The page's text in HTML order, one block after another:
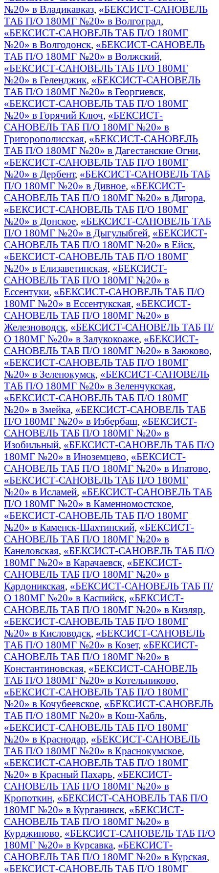
№20» в Владикавказ, «БЕКСИСТ-САНОВЕЛЬ
ТАБ П/О 180МГ №20» в Волгоград,
«БЕКСИСТ-САНОВЕЛЬ ТАБ П/О 180МГ
№20» в Волгодонск, «БЕКСИСТ-САНОВЕЛЬ
ТАБ П/О 180МГ №20» в Волжский,
«БЕКСИСТ-САНОВЕЛЬ ТАБ П/О 180МГ
№20» в Геленджик, «БЕКСИСТ-САНОВЕЛЬ
ТАБ П/О 180МГ №20» в Георгиевск,
«БЕКСИСТ-САНОВЕЛЬ ТАБ П/О 180МГ
№20» в Горячий Ключ, «БЕКСИСТ-
САНОВЕЛЬ ТАБ П/О 180МГ №20» в
Григорополисская, «БЕКСИСТ-САНОВЕЛЬ
ТАБ П/О 180МГ №20» в Дагестанские Огни,
«БЕКСИСТ-САНОВЕЛЬ ТАБ П/О 180МГ
№20» в Дербент, «БЕКСИСТ-САНОВЕЛЬ ТАБ
П/О 180МГ №20» в Дивное, «БЕКСИСТ-
САНОВЕЛЬ ТАБ П/О 180МГ №20» в Дигора,
«БЕКСИСТ-САНОВЕЛЬ ТАБ П/О 180МГ
№20» в Донское, «БЕКСИСТ-САНОВЕЛЬ ТАБ
П/О 180МГ №20» в Дыгулыбгей, «БЕКСИСТ-
САНОВЕЛЬ ТАБ П/О 180МГ №20» в Ейск,
«БЕКСИСТ-САНОВЕЛЬ ТАБ П/О 180МГ
№20» в Елизаветинская, «БЕКСИСТ-
САНОВЕЛЬ ТАБ П/О 180МГ №20» в
Ессентуки, «БЕКСИСТ-САНОВЕЛЬ ТАБ П/О
180МГ №20» в Ессентукская, «БЕКСИСТ-
САНОВЕЛЬ ТАБ П/О 180МГ №20» в
Железноводск, «БЕКСИСТ-САНОВЕЛЬ ТАБ П/
О 180МГ №20» в Залукокоаже, «БЕКСИСТ-
САНОВЕЛЬ ТАБ П/О 180МГ №20» в Заюково,
«БЕКСИСТ-САНОВЕЛЬ ТАБ П/О 180МГ
№20» в Зеленокумск, «БЕКСИСТ-САНОВЕЛЬ
ТАБ П/О 180МГ №20» в Зеленчукская,
«БЕКСИСТ-САНОВЕЛЬ ТАБ П/О 180МГ
№20» в Змейка, «БЕКСИСТ-САНОВЕЛЬ ТАБ
П/О 180МГ №20» в Избербаш, «БЕКСИСТ-
САНОВЕЛЬ ТАБ П/О 180МГ №20» в
Изобильный, «БЕКСИСТ-САНОВЕЛЬ ТАБ П/О
180МГ №20» в Иноземцево, «БЕКСИСТ-
САНОВЕЛЬ ТАБ П/О 180МГ №20» в Ипатово,
«БЕКСИСТ-САНОВЕЛЬ ТАБ П/О 180МГ
№20» в Исламей, «БЕКСИСТ-САНОВЕЛЬ ТАБ
П/О 180МГ №20» в Каменномостское,
«БЕКСИСТ-САНОВЕЛЬ ТАБ П/О 180МГ
№20» в Каменск-Шахтинский, «БЕКСИСТ-
САНОВЕЛЬ ТАБ П/О 180МГ №20» в
Канеловская, «БЕКСИСТ-САНОВЕЛЬ ТАБ П/О
180МГ №20» в Карачаевск, «БЕКСИСТ-
САНОВЕЛЬ ТАБ П/О 180МГ №20» в
Кардоникская, «БЕКСИСТ-САНОВЕЛЬ ТАБ П/
О 180МГ №20» в Каспийск, «БЕКСИСТ-
САНОВЕЛЬ ТАБ П/О 180МГ №20» в Кизляр,
«БЕКСИСТ-САНОВЕЛЬ ТАБ П/О 180МГ
№20» в Кисловодск, «БЕКСИСТ-САНОВЕЛЬ
ТАБ П/О 180МГ №20» в Козет, «БЕКСИСТ-
САНОВЕЛЬ ТАБ П/О 180МГ №20» в
Константиновская, «БЕКСИСТ-САНОВЕЛЬ
ТАБ П/О 180МГ №20» в Котельниково,
«БЕКСИСТ-САНОВЕЛЬ ТАБ П/О 180МГ
№20» в Кочубеевское, «БЕКСИСТ-САНОВЕЛЬ
ТАБ П/О 180МГ №20» в Кош-Хабль,
«БЕКСИСТ-САНОВЕЛЬ ТАБ П/О 180МГ
№20» в Краснодар, «БЕКСИСТ-САНОВЕЛЬ
ТАБ П/О 180МГ №20» в Краснокумское,
«БЕКСИСТ-САНОВЕЛЬ ТАБ П/О 180МГ
№20» в Красный Пахарь, «БЕКСИСТ-
САНОВЕЛЬ ТАБ П/О 180МГ №20» в
Кропоткин, «БЕКСИСТ-САНОВЕЛЬ ТАБ П/О
180МГ №20» в Курганинск, «БЕКСИСТ-
САНОВЕЛЬ ТАБ П/О 180МГ №20» в
Курджиново, «БЕКСИСТ-САНОВЕЛЬ ТАБ П/О
180МГ №20» в Курсавка, «БЕКСИСТ-
САНОВЕЛЬ ТАБ П/О 180МГ №20» в Курская,
«БЕКСИСТ-САНОВЕЛЬ ТАБ П/О 180МГ